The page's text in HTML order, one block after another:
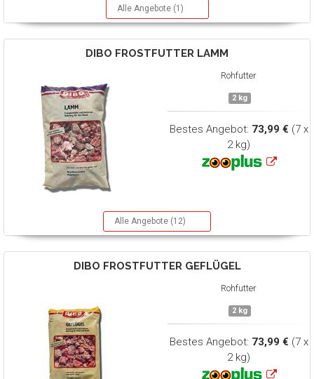
Alle Angebote (1)
DIBO FROSTFUTTER LAMM
Rohfutter
2 kg
Bestes Angebot: 73,99 € (7 x
2 kg)
Alle Angebote (12)
DIBO FROSTFUTTER GEFLÜGEL
Rohfutter
2 kg
Bestes Angebot: 73,99 € (7 x
2 kg)